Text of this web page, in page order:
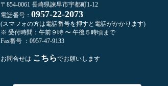
〒854-0061 長崎県諫早市宇都町1-12
電話番号： 0957-22-2073
(スマフォの方は電話番号を押すと電話がかかります)
※ 受付時間：午前９時 〜 午後５時頃まで
Fax番号 ：0957-47-9133
お問合せは こちらでお願いします